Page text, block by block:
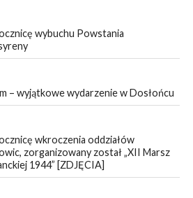
wybuchu Powstania
– wyjątkowe wydarzenie w Dosłońcu
wkroczenia oddziałów
zorganizowany został „XII Marsz
1944” [ZDJĘCIA]